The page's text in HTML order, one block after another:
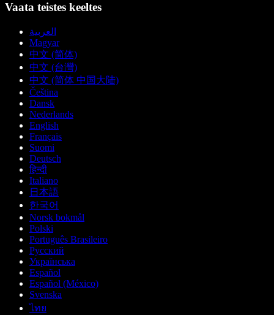
Vaata teistes keeltes
العربية
Magyar
中文 (简体)
中文 (台灣)
中文 (简体 中国大陆)
Čeština
Dansk
Nederlands
English
Français
Suomi
Deutsch
हिन्दी
Italiano
日本語
한국어
Norsk bokmål
Polski
Português Brasileiro
Русский
Українська
Español
Español (México)
Svenska
ไทย